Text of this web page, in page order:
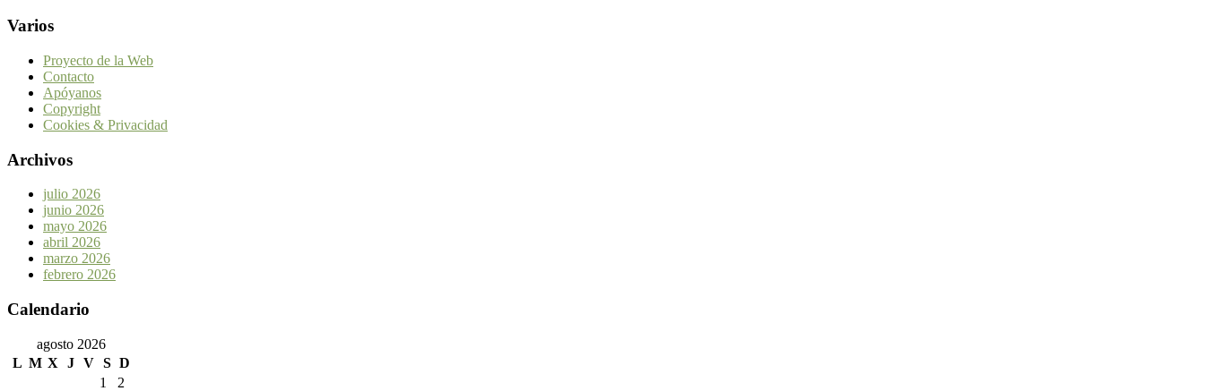
Varios
Proyecto de la Web
Contacto
Apóyanos
Copyright
Cookies & Privacidad
Archivos
julio 2026
junio 2026
mayo 2026
abril 2026
marzo 2026
febrero 2026
Calendario
agosto 2026
L M X J V S D
1
2